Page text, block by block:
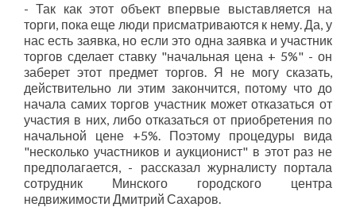
- Так как этот объект впервые выставляется на
торги, пока еще люди присматриваются к нему. Да, у
нас есть заявка, но если это одна заявка и участник
торгов сделает ставку "начальная цена + 5%" - он
заберет этот предмет торгов. Я не могу сказать,
действительно ли этим закончится, потому что до
начала самих торгов участник может отказаться от
участия в них, либо отказаться от приобретения по
начальной цене +5%. Поэтому процедуры вида
"несколько участников и аукционист" в этот раз не
предполагается, - рассказал журналисту портала
сотрудник Минского городского центра
недвижимости Дмитрий Сахаров.